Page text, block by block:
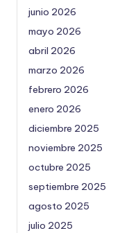
junio 2026
mayo 2026
abril 2026
marzo 2026
febrero 2026
enero 2026
diciembre 2025
noviembre 2025
octubre 2025
septiembre 2025
agosto 2025
julio 2025